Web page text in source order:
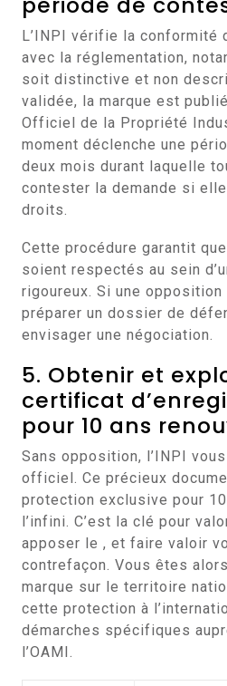
L’INPI vérifie la conformité
avec la réglementation,
soit distinctive et non
validée, la marque est
Officiel de la Propriété
moment déclenche une
deux mois durant laquelle
contester la demande si
droits.
Cette procédure garantit
soient respectés au sein
rigoureux. Si une
préparer un dossier de
envisager une négociation.
5. Obtenir et
certificat
pour 10 ans
Sans opposition, l’INPI
officiel. Ce précieux
protection exclusive pour
l’infini. C’est la clé pour
apposer le , et faire valoir
contrefaçon. Vous êtes
marque sur le territoire
cette protection à
démarches spécifiques
l’OAMI.